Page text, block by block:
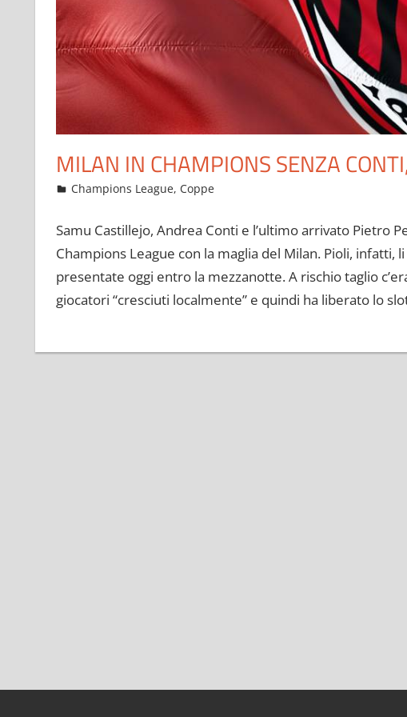
MILAN IN CHAMPIONS SENZA
Settembre 2, 2021
admin
Champions League, Coppe
Samu Castillejo, Andrea Conti e l’ultimo arrivato Pietro
Champions League con la maglia del Milan. Pioli, infatti,
presentate oggi entro la mezzanotte. A rischio taglio
giocatori “cresciuti localmente” e quindi ha liberato lo